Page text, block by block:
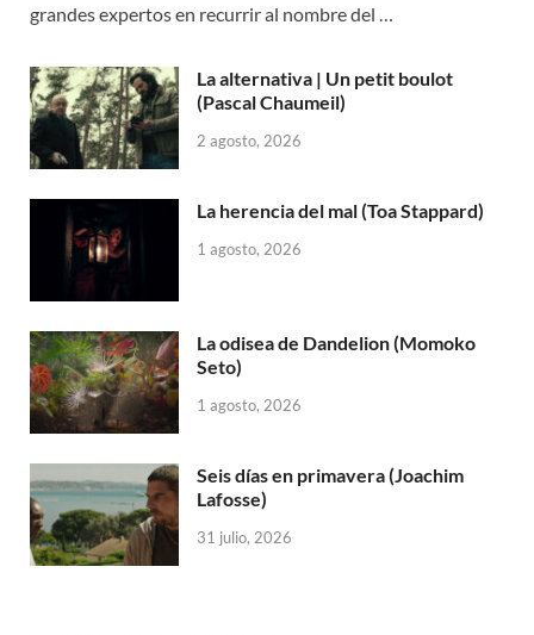
grandes expertos en recurrir al nombre del …
La alternativa | Un petit boulot
(Pascal Chaumeil)
2 agosto, 2026
La herencia del mal (Toa Stappard)
1 agosto, 2026
La odisea de Dandelion (Momoko
Seto)
1 agosto, 2026
Seis días en primavera (Joachim
Lafosse)
31 julio, 2026